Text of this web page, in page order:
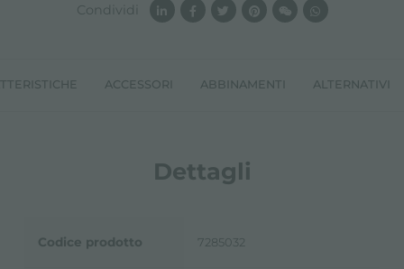
ACCESSORI ABBINAMENTI ALTERNATIVI
Dettagli
Codice prodotto 7285032
Condividi